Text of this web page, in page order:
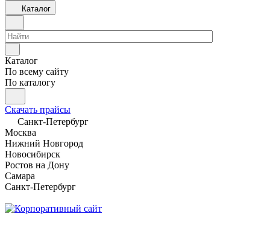
Каталог
Каталог
По всему сайту
По каталогу
Скачать прайсы
Санкт-Петербург
Москва
Нижний Новгород
Новосибирск
Ростов на Дону
Самара
Санкт-Петербург